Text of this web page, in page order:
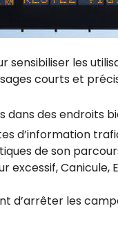
sensibiliser les
courts et
dans des endroits
d’information
de son
excessif, Canicule,
d’arrêter les